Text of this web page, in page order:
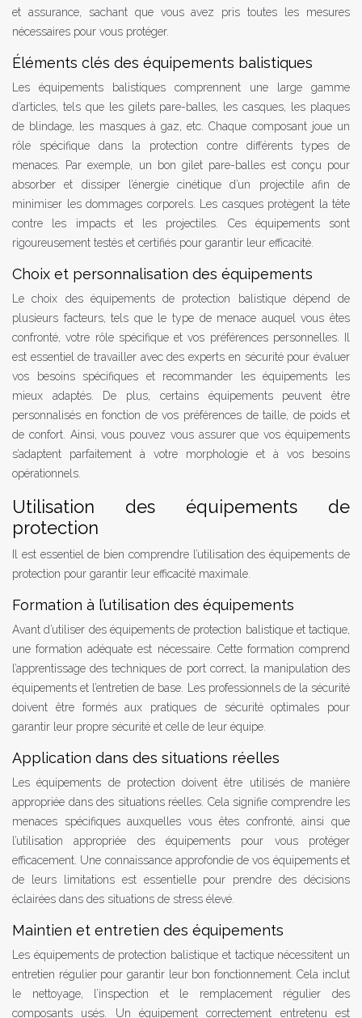
et assurance, sachant que vous avez pris toutes les mesures
nécessaires pour vous protéger.
Éléments clés des équipements balistiques
Les équipements balistiques comprennent une large gamme
d’articles, tels que les gilets pare-balles, les casques, les plaques
de blindage, les masques à gaz, etc. Chaque composant joue un
rôle spécifique dans la protection contre différents types de
menaces. Par exemple, un bon gilet pare-balles est conçu pour
absorber et dissiper l’énergie cinétique d’un projectile afin de
minimiser les dommages corporels. Les casques protègent la tête
contre les impacts et les projectiles. Ces équipements sont
rigoureusement testés et certifiés pour garantir leur efficacité.
Choix et personnalisation des équipements
Le choix des équipements de protection balistique dépend de
plusieurs facteurs, tels que le type de menace auquel vous êtes
confronté, votre rôle spécifique et vos préférences personnelles. Il
est essentiel de travailler avec des experts en sécurité pour évaluer
vos besoins spécifiques et recommander les équipements les
mieux adaptés. De plus, certains équipements peuvent être
personnalisés en fonction de vos préférences de taille, de poids et
de confort. Ainsi, vous pouvez vous assurer que vos équipements
s’adaptent parfaitement à votre morphologie et à vos besoins
opérationnels.
Utilisation des équipements de
protection
Il est essentiel de bien comprendre l’utilisation des équipements de
protection pour garantir leur efficacité maximale.
Formation à l’utilisation des équipements
Avant d’utiliser des équipements de protection balistique et tactique,
une formation adéquate est nécessaire. Cette formation comprend
l’apprentissage des techniques de port correct, la manipulation des
équipements et l’entretien de base. Les professionnels de la sécurité
doivent être formés aux pratiques de sécurité optimales pour
garantir leur propre sécurité et celle de leur équipe.
Application dans des situations réelles
Les équipements de protection doivent être utilisés de manière
appropriée dans des situations réelles. Cela signifie comprendre les
menaces spécifiques auxquelles vous êtes confronté, ainsi que
l’utilisation appropriée des équipements pour vous protéger
efficacement. Une connaissance approfondie de vos équipements et
de leurs limitations est essentielle pour prendre des décisions
éclairées dans des situations de stress élevé.
Maintien et entretien des équipements
Les équipements de protection balistique et tactique nécessitent un
entretien régulier pour garantir leur bon fonctionnement. Cela inclut
le nettoyage, l’inspection et le remplacement régulier des
composants usés. Un équipement correctement entretenu est